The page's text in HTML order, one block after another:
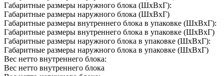
Габаритные размеры наружного блока (ШxВxГ):
Габаритные размеры наружного блока (ШxВxГ)
Габаритные размеры внутреннего блока в упаковке (ШxВxГ):
Габаритные размеры внутреннего блока в упаковке (ШxВxГ)
Габаритные размеры наружного блока в упаковке (ШxВxГ):
Габаритные размеры наружного блока в упаковке (ШxВxГ)
Вес нетто внутреннего блока:
Вес нетто внутреннего блока